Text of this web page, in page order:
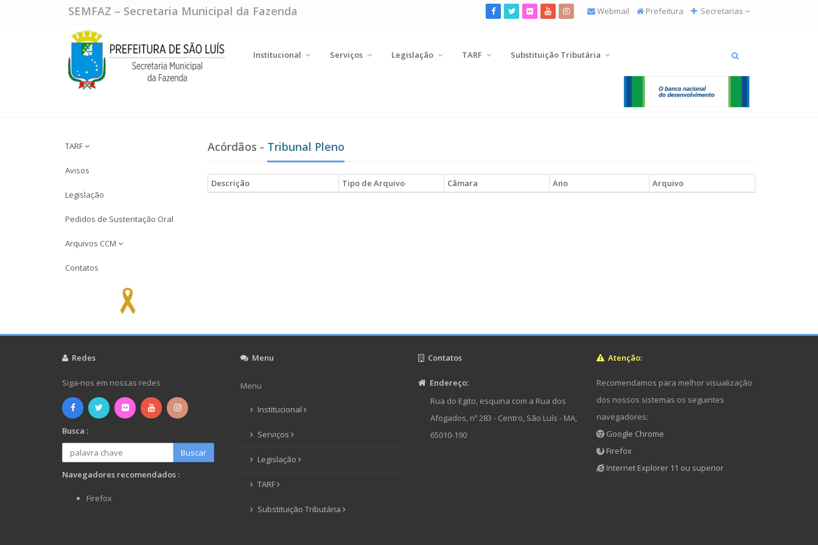
SEMFAZ – Secretaria Municipal da Fazenda Webmail Prefeitura Secretarias
Institucional Serviços Legislação TARF Substituição Tributária
TARF
Avisos
Legislação
Pedidos de Sustentação Oral
Arquivos CCM
Contatos
Acórdãos - Tribunal Pleno
Descrição Tipo de Arquivo Câmara Ano Arquivo
Redes
Siga-nos em nossas redes
Busca :
Buscar
Navegadores recomendados :
Firefox
Menu
Menu
Institucional
Serviços
Legislação
TARF
Substituição Tributária
Contatos
Endereço:
Rua do Egito, esquina com a Rua dos
Afogados, nº 283 - Centro, São Luís - MA,
65010-190
Atenção:
Recomendamos para melhor visualização
dos nossos sistemas os seguintes
navegadores:
Google Chrome
Firefox
Internet Explorer 11 ou superior